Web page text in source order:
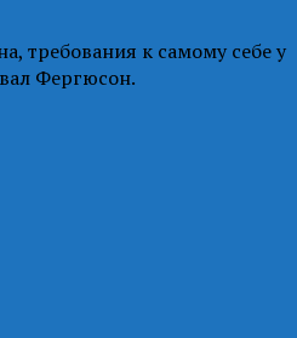
требования к самому себе у
Фергюсон.